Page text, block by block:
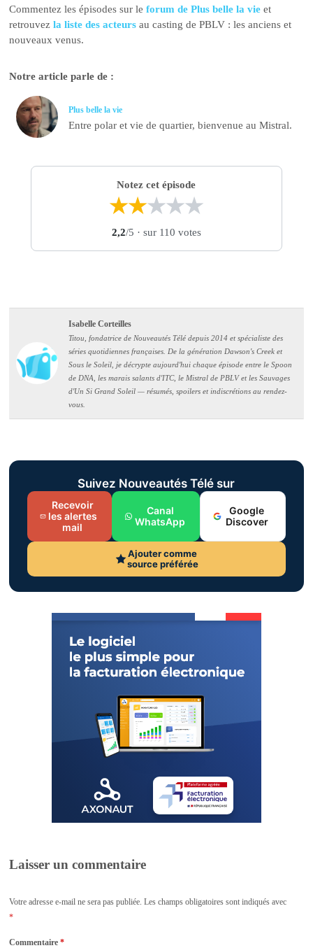
Commentez les épisodes sur le forum de Plus belle la vie et
retrouvezla liste des acteurs au casting de PBLV : les anciens et
nouveaux venus.
Notre article parle de :
Plus belle la vie
Entre polar et vie de quartier, bienvenue au Mistral.
Notez cet épisode
★★★★★
2,2/5 · sur 110 votes
Isabelle Corteilles
Titou, fondatrice de Nouveautés Télé depuis 2014 et spécialiste des
séries quotidiennes françaises. De la génération Dawson's Creek et
Sous le Soleil, je décrypte aujourd'hui chaque épisode entre le Spoon
de DNA, les marais salants d'ITC, le Mistral de PBLV et les Sauvages
d'Un Si Grand Soleil — résumés, spoilers et indiscrétions au rendez-
vous.
Suivez Nouveautés Télé sur
Recevoir
les alertes
mail
Canal
WhatsApp
Google
Discover
Ajouter comme
source préférée
Laisser un commentaire
Votre adresse e-mail ne sera pas publiée. Les champs obligatoires sont indiqués avec
*
Commentaire*